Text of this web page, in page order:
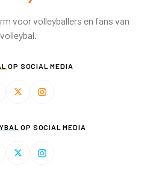
voor volleyballers en fans van
volleybal.
OP SOCIAL MEDIA
OP SOCIAL MEDIA